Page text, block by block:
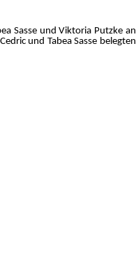
Sasse und Viktoria Putzke an
und Tabea Sasse belegten